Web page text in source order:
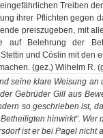
Treiben
ihrer Pflichten gegen
preiszugeben, mit
auf Belehrung der
und Cöslin mit den
(gez.) Wilhelm R.
seine klare Weisung an
Gebrüder Gill aus
so geschrieben ist,
hinwirkt“. Wer
ist er bei Pagel nicht